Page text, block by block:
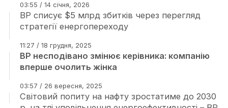
03:55 / 14 січня, 2026
BP списує $5 млрд збитків через перегляд
стратегії енергопереходу
11:27 / 18 грудня, 2025
BP несподівано змінює керівника: компанію
вперше очолить жінка
03:57 / 26 вересня, 2025
Світовий попиту на нафту зростатиме до 2030